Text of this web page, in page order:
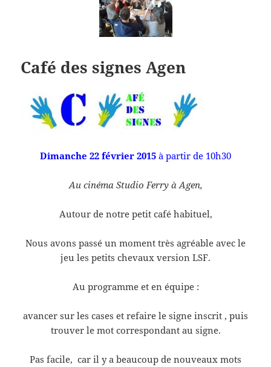
Café des signes Agen
Dimanche 22 février 2015 à partir de 10h30
Au cinéma Studio Ferry à Agen,
Autour de notre petit café habituel,
Nous avons passé un moment très agréable avec le
jeu les petits chevaux version LSF.
Au programme et en équipe :
avancer sur les cases et refaire le signe inscrit , puis
trouver le mot correspondant au signe.
Pas facile, car il y a beaucoup de nouveaux mots